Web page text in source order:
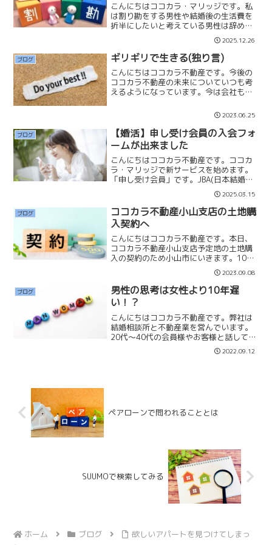
こんにちはココカラ・マリッジです。私
は割り勘をする男性や結婚後の生活費を
折半にしたいと考えている男性は辞めて
おいた方が良いと考えています。そのよ
うな男性は自分のお金を奪われたくな
い、損をしたくないという考えが根底に
あるからです。また損をした...
2025.12.26
ブログ ギリギリで生きる(独り言)
こんにちはココカラ不動産です。今後の
ココカラ不動産の未来についていつも考
えるようになっています。今は会社も少
く、スタッフや自分の生活を維持するこ
とにあまり心配をしていないのですが、
「このままでいいのか？」...
2023.06.25
ブログ
【婚活】申し受け会員の入会フォ
ームが出来ました
こんにちはココカラ不動産です。ココカ
ラ・マリッジで新サービスを始めます。
「申し受け会員」です。JBA(日本結婚相
談協会)等のお見合いの「申し受けのみ」
が可能なプランです。✔初期費用 0円✔
月会費 0円✔申込件数 0人／月✔申
受件数 無制限...
2025.03.15
ブログ
ココカラ不動産小山支店の土地購
入契約へ
こんにちはココカラ不動産です。本日、
ココカラ不動産小山支店予定地の土地購
入の契約のため小山市にいきます。10月
末前後には決済が出来て、その後建物を
作り、宅建免許の変更をして、来年4月5
月にはオープンできるように準備したい
と思います。栃木県は...
2023.09.08
ブログ
男性の思考は女性より10年遅
い！？
こんにちはココカラ不動産です。弊社は
結婚相談所と不動産業を営んでいます。
20代〜40代の会員様やお客様と話してい
て思うことは、男性の思考は女性より10
年遅い！？と感じています。男性は40歳
2022.09.12
ペアローンで問われることとは
SUUMOで検索してみる
ホーム ブログ
欲しいアパートを見つけてしまっ